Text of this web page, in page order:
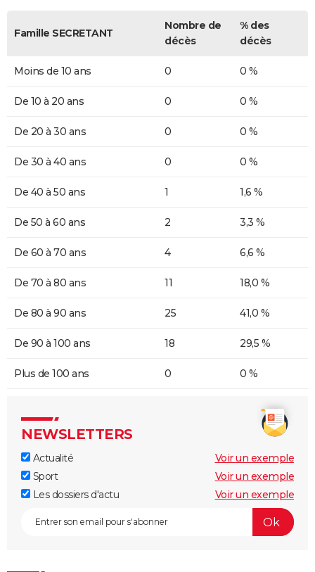
Famille SECRETANT
Nombre de
décès
% des
décès
Moins de 10 ans 0 0 %
De 10 à 20 ans 0 0 %
De 20 à 30 ans 0 0 %
De 30 à 40 ans 0 0 %
De 40 à 50 ans 1 1,6 %
De 50 à 60 ans 2 3,3 %
De 60 à 70 ans 4 6,6 %
De 70 à 80 ans 11 18,0 %
De 80 à 90 ans 25 41,0 %
De 90 à 100 ans 18 29,5 %
Plus de 100 ans 0 0 %
NEWSLETTERS
Actualité
Voir un exemple
Sport
Voir un exemple
Les dossiers d'actu
Voir un exemple